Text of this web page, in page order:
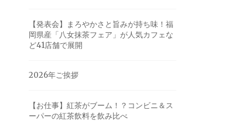
【発表会】まろやかさと旨みが持ち味！福
岡県産「八女抹茶フェア」が人気カフェな
ど41店舗で展開
2026年ご挨拶
【お仕事】紅茶がブーム！？コンビニ＆ス
ーパーの紅茶飲料を飲み比べ